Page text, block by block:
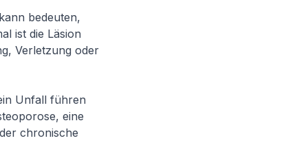
bedeuten,
ist die Läsion
Verletzung oder
Unfall führen
eine
chronische